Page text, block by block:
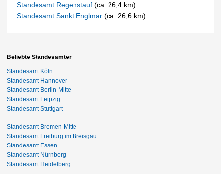
Standesamt Regenstauf(ca. 26,4 km)
Standesamt Sankt Englmar(ca. 26,6 km)
Beliebte Standesämter
Standesamt Köln
Standesamt Hannover
Standesamt Berlin-Mitte
Standesamt Leipzig
Standesamt Stuttgart
Standesamt Bremen-Mitte
Standesamt Freiburg im Breisgau
Standesamt Essen
Standesamt Nürnberg
Standesamt Heidelberg